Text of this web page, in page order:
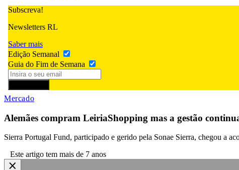
Subscreva!
Newsletters RL
Saber mais
Edição Semanal
Guia do Fim de Semana
Mercado
Alemães compram LeiriaShopping mas a gestão
Sierra Portugal Fund, participado e gerido pela Sonae Sierra, chegou a
Este artigo tem mais de 7 anos